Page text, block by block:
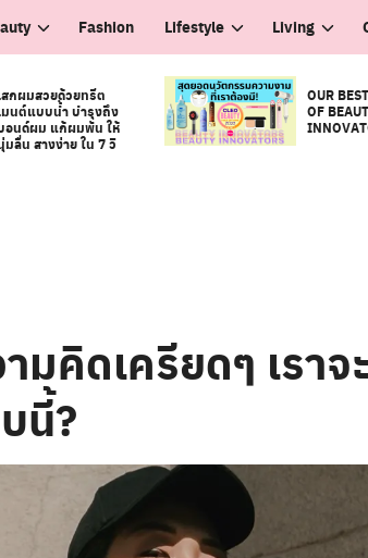
Fashion Lifestyle Living
สกผมสวยด้วยทรีต
มนต์แบบน้ำ บำรุงถึง
อนด์ผม แก้ผมพัน ให้
มลื่น สางง่าย ใน 7 วิ
OUR
OF
มคิดเครียดๆ เราจ
นี้?